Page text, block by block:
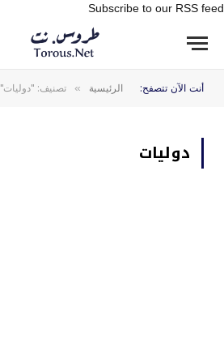
Subscribe to our RSS feed
أنت الآن تتصفح: الرئيسية » تصنيف: "دوليات"
دوليات